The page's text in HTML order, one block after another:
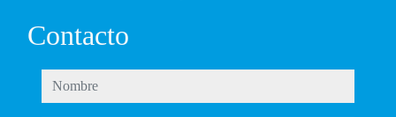
Contacto
nombre